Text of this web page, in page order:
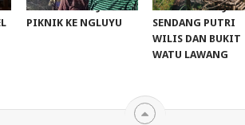
WISATA NGANJUK:
PIKNIK KE NGLUYU
WISATA NGANJUK:
SENDANG PUTRI
WILIS DAN BUKIT
WATU LAWANG